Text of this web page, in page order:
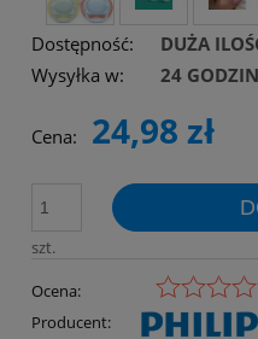
Dostępność:
DUŻA
Wysyłka w:
24
Cena: 24,98 zł
szt.
Ocena:
Producent: